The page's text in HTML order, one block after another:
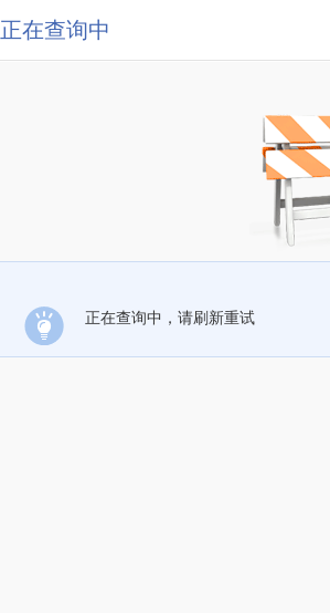
正在查询中
正在查询中，请刷新重试